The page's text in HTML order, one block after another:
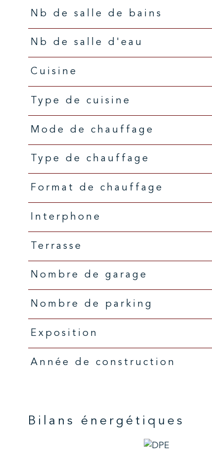
Nb de salle de bains
Nb de salle d'eau
Cuisine
Type de cuisine
Mode de chauffage
Type de chauffage
Format de chauffage
Interphone
Terrasse
Nombre de garage
Nombre de parking
Exposition
Année de construction
Bilans énergétiques